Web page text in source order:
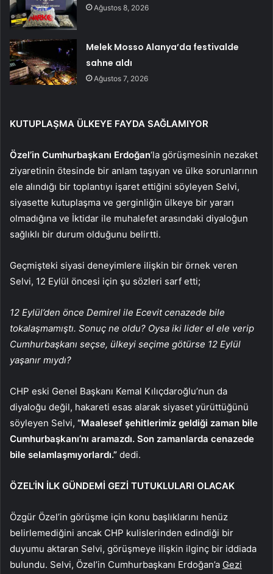
Ağustos 8, 2026
Melek Mosso Alanya’da festivalde
sahne aldı
Ağustos 7, 2026
KUTUPLAŞMA ÜLKEYE FAYDA SAĞLAMIYOR
Özel’in Cumhurbaşkanı Erdoğan‘la görüşmesinin nezaket
ziyaretinin ötesinde bir anlam taşıyan ve ülke sorunlarının
ele alındığı bir toplantıyı işaret ettiğini söyleyen Selvi,
siyasette kutuplaşma ve gerginliğin ülkeye bir yararı
olmadığına ve İktidar ile muhalefet arasındaki diyaloğun
sağlıklı bir durum olduğunu belirtti.
Geçmişteki siyasi deneyimlere ilişkin bir örnek veren
Selvi, 12 Eylül öncesi için şu sözleri sarf etti;
12 Eylül’den önce Demirel ile Ecevit cenazede bile
tokalaşmamıştı. Sonuç ne oldu? Oysa iki lider el ele verip
Cumhurbaşkanı seçse, ülkeyi seçime götürse 12 Eylül
yaşanır mıydı?
CHP eski Genel Başkanı Kemal Kılıçdaroğlu’nun da
diyaloğu değil, hakareti esas alarak siyaset yürüttüğünü
söyleyen Selvi, “Maalesef şehitlerimiz geldiği zaman bile
Cumhurbaşkanı’nı aramazdı. Son zamanlarda cenazede
bile selamlaşmıyorlardı.” dedi.
ÖZEL’İN İLK GÜNDEMİ GEZİ TUTUKLULARI OLACAK
Özgür Özel’in görüşme için konu başlıklarını henüz
belirlemediğini ancak CHP kulislerinden edindiği bir
duyumu aktaran Selvi, görüşmeye ilişkin ilginç bir iddiada
bulundu. Selvi, Özel’in Cumhurbaşkanı Erdoğan’a Gezi